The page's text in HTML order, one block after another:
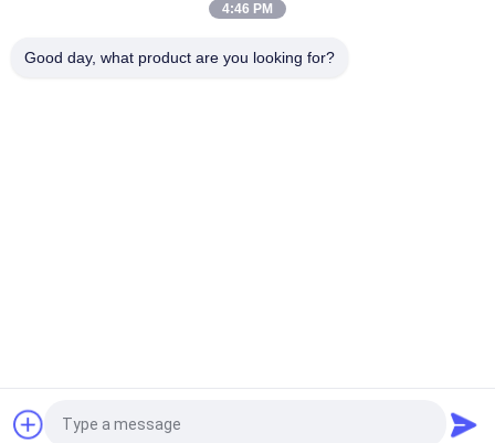
Zuivere grijze porseleinen tegel: 9,5 mm dik, schone en pure
Vraag een offerte aan
4:46 PM
Good day, what product are you looking for?